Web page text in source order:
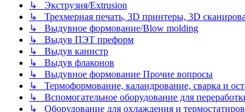
↳ Экструзия/Extrusion
↳ Трехмерная печать, 3D принтеры, 3D
↳ Выдувное формование/Blow molding
↳ Выдув ПЭТ преформ
↳ Выдув канистр
↳ Выдув флаконов
↳ Выдувное формование Прочие вопросы
↳ Термоформование, каландрование, сварка и
↳ Вспомогательное оборудование для
↳ Оборудование для охлаждения и